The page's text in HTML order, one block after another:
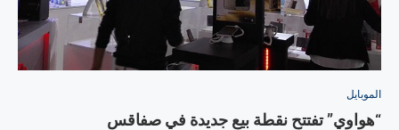
الموبايل
“هواوي” تفتتح نقطة بيع جديدة في صفاقس